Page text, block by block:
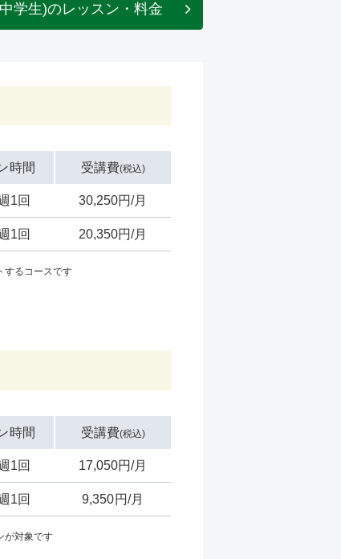
学生)のレッスン・料金
時間 受講費(税込)
1回 30,250円/月
1回 20,350円/月
るコースです
時間 受講費(税込)
1回 17,050円/月
1回 9,350円/月
が対象です